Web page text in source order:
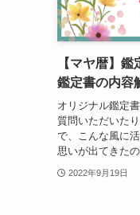
【マヤ暦】鑑
鑑定書の内容
オリジナル鑑定
質問いただいた
で、こんな風に
思いが出てきた
2022年9月19日